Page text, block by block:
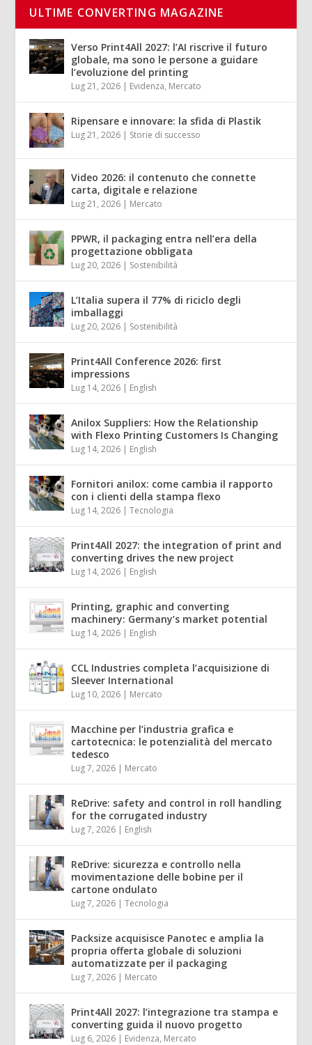
ULTIME CONVERTING MAGAZINE
Verso Print4All 2027: l’AI riscrive il futuro
globale, ma sono le persone a guidare
l’evoluzione del printing
Lug 21, 2026 | Evidenza, Mercato
Ripensare e innovare: la sfida di Plastik
Lug 21, 2026 | Storie di successo
Video 2026: il contenuto che connette
carta, digitale e relazione
Lug 21, 2026 | Mercato
PPWR, il packaging entra nell’era della
progettazione obbligata
Lug 20, 2026 | Sostenibilità
L’Italia supera il 77% di riciclo degli
imballaggi
Lug 20, 2026 | Sostenibilità
Print4All Conference 2026: first
impressions
Lug 14, 2026 | English
Anilox Suppliers: How the Relationship
with Flexo Printing Customers Is Changing
Lug 14, 2026 | English
Fornitori anilox: come cambia il rapporto
con i clienti della stampa flexo
Lug 14, 2026 |Tecnologia
Print4All 2027: the integration of print and
converting drives the new project
Lug 14, 2026 | English
Printing, graphic and converting
machinery: Germany’s market potential
Lug 14, 2026 | English
CCL Industries completa l’acquisizione di
Sleever International
Lug 10, 2026 | Mercato
Macchine per l’industria grafica e
cartotecnica: le potenzialità del mercato
tedesco
Lug 7, 2026 | Mercato
ReDrive: safety and control in roll handling
for the corrugated industry
Lug 7, 2026 | English
ReDrive: sicurezza e controllo nella
movimentazione delle bobine per il
cartone ondulato
Lug 7, 2026 |Tecnologia
Packsize acquisisce Panotec e amplia la
propria offerta globale di soluzioni
automatizzate per il packaging
Lug 7, 2026 | Mercato
Print4All 2027: l’integrazione tra stampa e
converting guida il nuovo progetto
Lug 6, 2026 | Evidenza, Mercato